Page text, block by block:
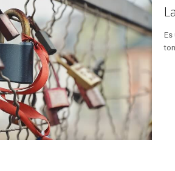
Es